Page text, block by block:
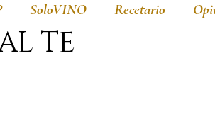
TE
SoloVINO Recetario